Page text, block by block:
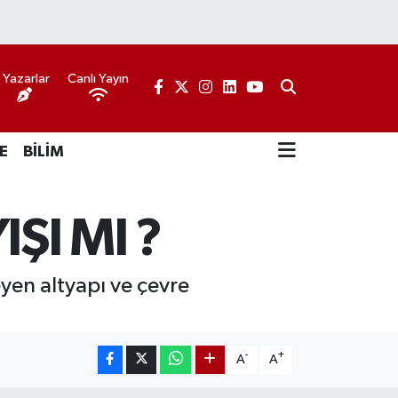
Yazarlar Canlı Yayın
BİLİM
MI ?
altyapı ve çevre
A- A+